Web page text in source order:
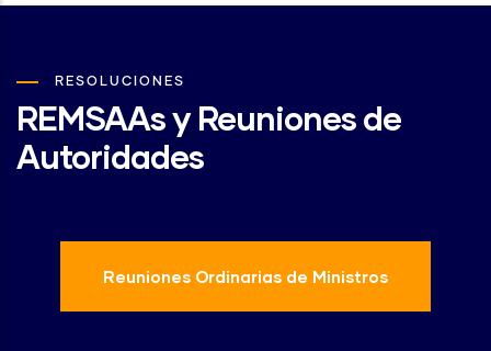
RESOLUCIONES
REMSAAs y Reuniones de
Autoridades
Reuniones Ordinarias de Ministros